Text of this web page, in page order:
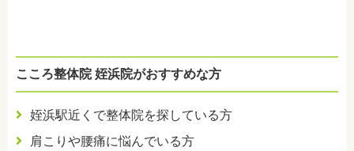
こころ整体院 姪浜院がおすすめな方
姪浜駅近くで整体院を探している方
肩こりや腰痛に悩んでいる方